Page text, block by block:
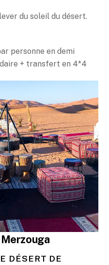
du soleil du désert.
personne en demi
+ transfert en 4*4
DÉSERT DE